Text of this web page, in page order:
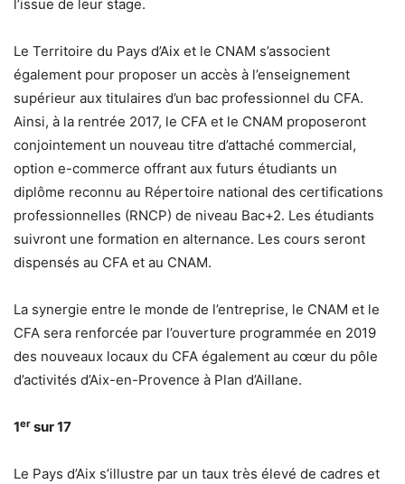
l’issue de leur stage.
Le Territoire du Pays d’Aix et le CNAM s’associent
également pour proposer un accès à l’enseignement
supérieur aux titulaires d’un bac professionnel du CFA.
Ainsi, à la rentrée 2017, le CFA et le CNAM proposeront
conjointement un nouveau titre d’attaché commercial,
option e-commerce offrant aux futurs étudiants un
diplôme reconnu au Répertoire national des certifications
professionnelles (RNCP) de niveau Bac+2. Les étudiants
suivront une formation en alternance. Les cours seront
dispensés au CFA et au CNAM.
La synergie entre le monde de l’entreprise, le CNAM et le
CFA sera renforcée par l’ouverture programmée en 2019
des nouveaux locaux du CFA également au cœur du pôle
d’activités d’Aix-en-Provence à Plan d’Aillane.
1er sur 17
Le Pays d’Aix s’illustre par un taux très élevé de cadres et